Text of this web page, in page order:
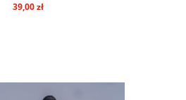
39,00 zł
do koszyka